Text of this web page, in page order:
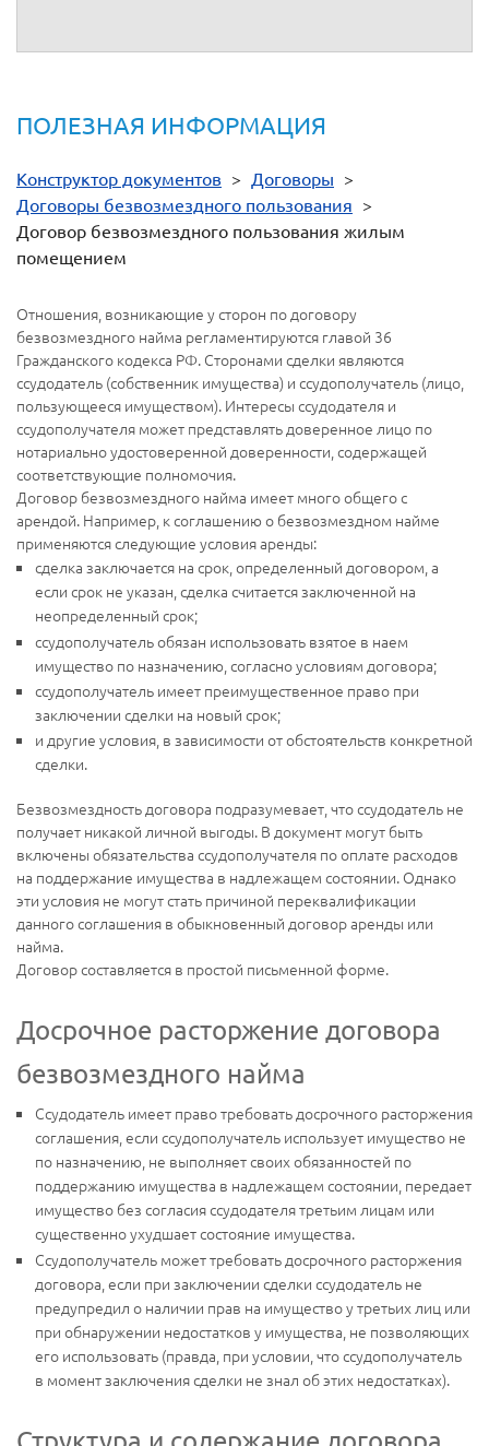
ПОЛЕЗНАЯ ИНФОРМАЦИЯ
Конструктор документов > Договоры >
Договоры безвозмездного пользования >
Договор безвозмездного пользования жилым
помещением
Отношения, возникающие у сторон по договору
безвозмездного найма регламентируются главой 36
Гражданского кодекса РФ. Сторонами сделки являются
ссудодатель (собственник имущества) и ссудополучатель (лицо,
пользующееся имуществом). Интересы ссудодателя и
ссудополучателя может представлять доверенное лицо по
нотариально удостоверенной доверенности, содержащей
соответствующие полномочия.
Договор безвозмездного найма имеет много общего с
арендой. Например, к соглашению о безвозмездном найме
применяются следующие условия аренды:
сделка заключается на срок, определенный договором, а
если срок не указан, сделка считается заключенной на
неопределенный срок;
ссудополучатель обязан использовать взятое в наем
имущество по назначению, согласно условиям договора;
ссудополучатель имеет преимущественное право при
заключении сделки на новый срок;
и другие условия, в зависимости от обстоятельств конкретной
сделки.
Безвозмездность договора подразумевает, что ссудодатель не
получает никакой личной выгоды. В документ могут быть
включены обязательства ссудополучателя по оплате расходов
на поддержание имущества в надлежащем состоянии. Однако
эти условия не могут стать причиной переквалификации
данного соглашения в обыкновенный договор аренды или
найма.
Договор составляется в простой письменной форме.
Досрочное расторжение договора
безвозмездного найма
Ссудодатель имеет право требовать досрочного расторжения
соглашения, если ссудополучатель использует имущество не
по назначению, не выполняет своих обязанностей по
поддержанию имущества в надлежащем состоянии, передает
имущество без согласия ссудодателя третьим лицам или
существенно ухудшает состояние имущества.
Ссудополучатель может требовать досрочного расторжения
договора, если при заключении сделки ссудодатель не
предупредил о наличии прав на имущество у третьих лиц или
при обнаружении недостатков у имущества, не позволяющих
его использовать (правда, при условии, что ссудополучатель
в момент заключения сделки не знал об этих недостатках).